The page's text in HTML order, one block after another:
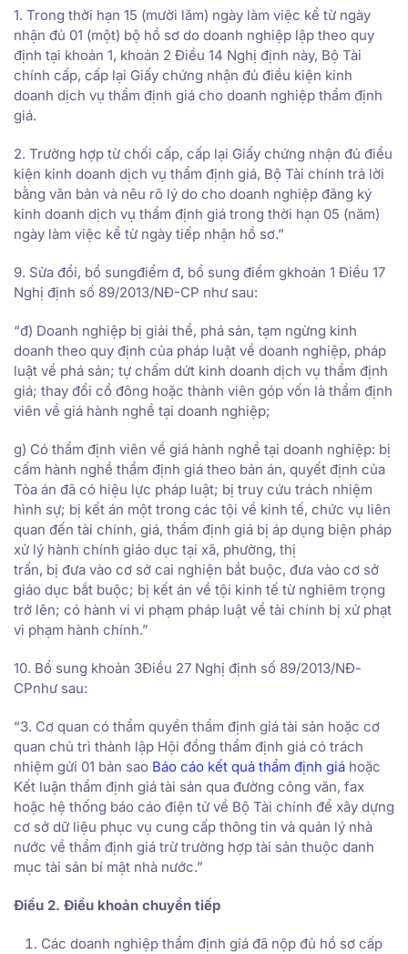
1. Trong thời hạn 15 (mười lăm) ngày làm việc kể từ ngày
nhận đủ 01 (một) bộ hồ sơ do doanh nghiệp lập theo quy
định tại khoản 1, khoản 2 Điều 14 Nghị định này, Bộ Tài
chính cấp, cấp lại Giấy chứng nhận đủ điều kiện kinh
doanh dịch vụ thẩm định giá cho doanh nghiệp thẩm định
giá.
2. Trường hợp từ chối cấp, cấp lại Giấy chứng nhận đủ điều
kiện kinh doanh dịch vụ thẩm định giá, Bộ Tài chính trả lời
bằng văn bản và nêu rõ lý do cho doanh nghiệp đăng ký
kinh doanh dịch vụ thẩm định giá trong thời hạn 05 (năm)
ngày làm việc kể từ ngày tiếp nhận hồ sơ.”
9. Sửa đổi, bổ sungđiểm đ, bổ sung điểm gkhoản 1 Điều 17
Nghị định số 89/2013/NĐ-CP như sau:
“đ) Doanh nghiệp bị giải thể, phá sản, tạm ngừng kinh
doanh theo quy định của pháp luật về doanh nghiệp, pháp
luật về phá sản; tự chấm dứt kinh doanh dịch vụ thẩm định
giá; thay đổi cổ đông hoặc thành viên góp vốn là thẩm định
viên về giá hành nghề tại doanh nghiệp;
g) Có thẩm định viên về giá hành nghề tại doanh nghiệp: bị
cấm hành nghề thẩm định giá theo bản án, quyết định của
Tòa án đã có hiệu lực pháp luật; bị truy cứu trách nhiệm
hình sự; bị kết án một trong các tội về kinh tế, chức vụ liên
quan đến tài chính, giá, thẩm định giá bị áp dụng biện pháp
xử lý hành chính giáo dục tại xã, phường, thị
trấn, bị đưa vào cơ sở cai nghiện bắt buộc, đưa vào cơ sở
giáo dục bắt buộc; bị kết án về tội kinh tế từ nghiêm trọng
trở lên; có hành vi vi phạm pháp luật về tài chính bị xử phạt
vi phạm hành chính.”
10. Bổ sung khoản 3Điều 27 Nghị định số 89/2013/NĐ-
CPnhư sau:
“3. Cơ quan có thẩm quyền thẩm định giá tài sản hoặc cơ
quan chủ trì thành lập Hội đồng thẩm định giá có trách
nhiệm gửi 01 bản sao Báo cáo kết quả thẩm định giá hoặc
Kết luận thẩm định giá tài sản qua đường công văn, fax
hoặc hệ thống báo cáo điện tử về Bộ Tài chính để xây dựng
cơ sở dữ liệu phục vụ cung cấp thông tin và quản lý nhà
nước về thẩm định giá trừ trường hợp tài sản thuộc danh
mục tài sản bí mật nhà nước.”
Điều 2. Điều khoản chuyển tiếp
Các doanh nghiệp thẩm định giá đã nộp đủ hồ sơ cấp